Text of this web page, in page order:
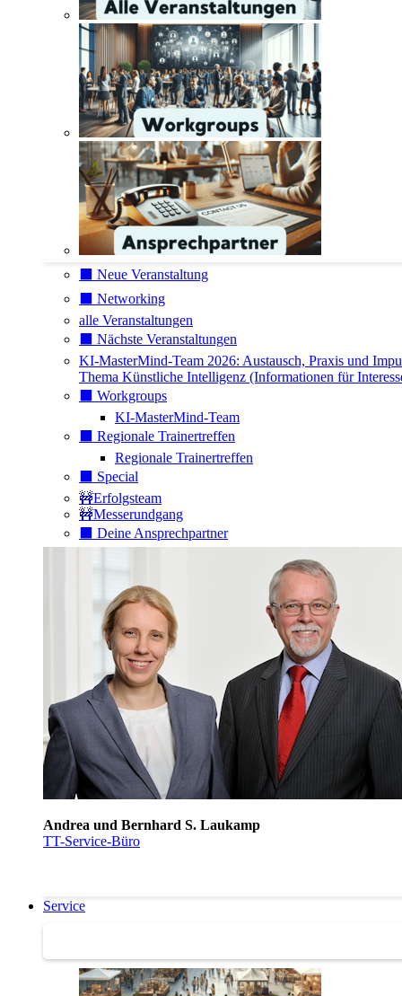
⬛️ Neue Veranstaltung
⬛️ Networking
alle Veranstaltungen
⬛️ Nächste Veranstaltungen
KI-MasterMind-Team 2026: Austausch, Praxis und
Thema Künstliche Intelligenz (Informationen für
⬛️ Workgroups
KI-MasterMind-Team
⬛️ Regionale Trainertreffen
Regionale Trainertreffen
⬛️ Special
🚧Erfolgsteam
🚧Messerundgang
⬛️ Deine Ansprechpartner
Andrea und Bernhard S. Laukamp
TT-Service-Büro
Service